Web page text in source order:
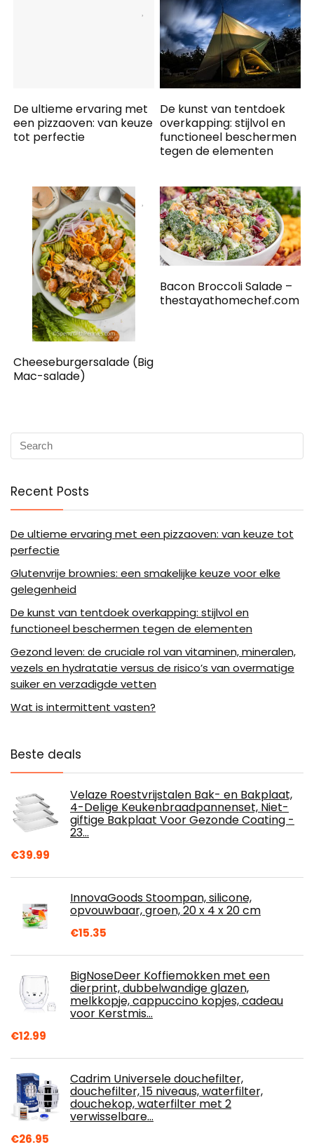
De ultieme ervaring met
een pizzaoven: van keuze
tot perfectie
De kunst van tentdoek
overkapping: stijlvol en
functioneel beschermen
tegen de elementen
Cheeseburgersalade (Big
Mac-salade)
Bacon Broccoli Salade –
thestayathomechef.com
Recent Posts
De ultieme ervaring met een pizzaoven: van keuze tot
perfectie
Glutenvrije brownies: een smakelijke keuze voor elke
gelegenheid
De kunst van tentdoek overkapping: stijlvol en
functioneel beschermen tegen de elementen
Gezond leven: de cruciale rol van vitaminen, mineralen,
vezels en hydratatie versus de risico’s van overmatige
suiker en verzadigde vetten
Wat is intermittent vasten?
Beste deals
Velaze Roestvrijstalen Bak- en Bakplaat,
4-Delige Keukenbraadpannenset, Niet-
giftige Bakplaat Voor Gezonde Coating -
23…
€39.99
InnovaGoods Stoompan, silicone,
opvouwbaar, groen, 20 x 4 x 20 cm
€15.35
BigNoseDeer Koffiemokken met een
dierprint, dubbelwandige glazen,
melkkopje, cappuccino kopjes, cadeau
voor Kerstmis…
€12.99
Cadrim Universele douchefilter,
douchefilter, 15 niveaus, waterfilter,
douchekop, waterfilter met 2
verwisselbare…
€26.95